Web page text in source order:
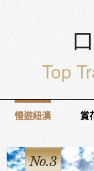
Top
慢遊紐澳 賞
No.4